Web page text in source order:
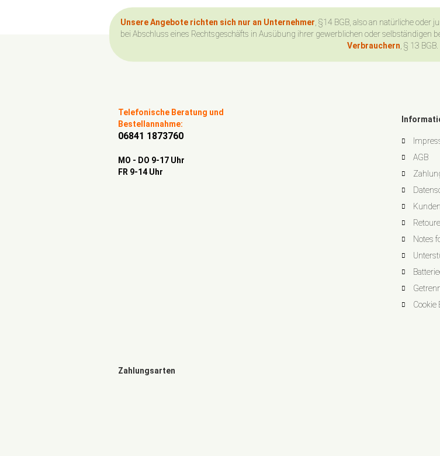
Unsere Angebote richten sich nur an Unternehmer , §14 BGB, also an natürliche oder
bei Abschluss eines Rechtsgeschäfts in Ausübung ihrer gewerblichen oder selbständigen
Verbrauchern , § 13 BGB.
Telefonische Beratung und
Bestellannahme:
06841 1873760
MO - DO 9-17 Uhr
FR 9-14 Uhr
AGB
Notes
Cookie
Zahlungsarten